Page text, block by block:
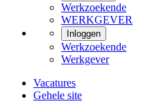
Werkzoekende
WERKGEVER
Inloggen
Werkzoekende
Werkgever
Vacatures
Gehele site